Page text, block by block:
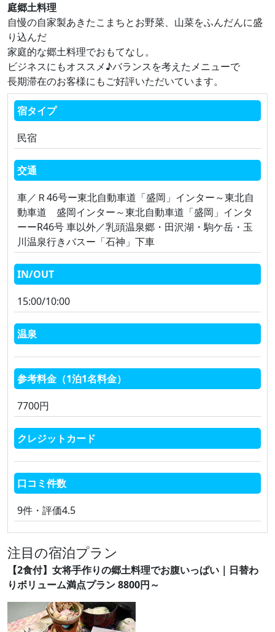
庭郷土料理
自慢の自家製あきたこまちとお野菜、山菜をふんだんに盛
り込んだ
家庭的な郷土料理でおもてなし。
ビジネスにもオススメ♪バランスを考えたメニューで
長期滞在のお客様にもご好評いただいています。
宿タイプ
民宿
交通
車／Ｒ46号ー東北自動車道「盛岡」インター～東北自
動車道 盛岡インター～東北自動車道「盛岡」インタ
ーーR46号 車以外／乳頭温泉郷・田沢湖・駒ケ岳・玉
川温泉行きバスー「石神」下車
IN/OUT
15:00/10:00
温泉
参考料金（1泊1名料金）
7700円
クレジットカード
口コミ件数
9件・評価4.5
注目の宿泊プラン
【2食付】女将手作りの郷土料理でお腹いっぱい｜日替わ
りボリューム満点プラン 8800円～